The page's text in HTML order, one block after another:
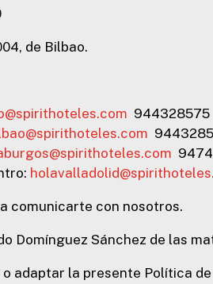
de Bilbao.
944328575
comunicarte con nosotros.
Domínguez Sánchez de las
adaptar la presente Política